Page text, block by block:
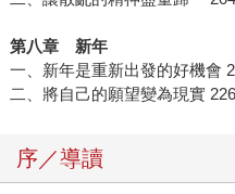
第八章 新年
一、新年是重新出發的好機會
二、將自己的願望變為現實 226
序／導讀